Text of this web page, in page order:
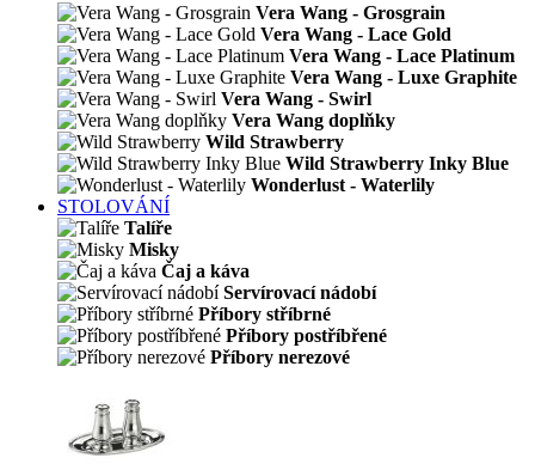
Vera Wang - Grosgrain
Vera Wang - Lace Gold
Vera Wang - Lace Platinum
Vera Wang - Luxe Graphite
Vera Wang - Swirl
Vera Wang doplňky
Wild Strawberry
Wild Strawberry Inky Blue
Wonderlust - Waterlily
STOLOVÁNÍ
Talíře
Misky
Čaj a káva
Servírovací nádobí
Příbory stříbrné
Příbory postříbřené
Příbory nerezové